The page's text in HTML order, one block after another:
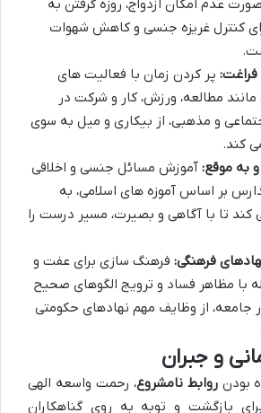
عدم امکان ازدواج، روزه گرفتن به
کنترل غریزه جنسی و کاهش شهوات
پر کردن زمان با فعالیت های
مانند مطالعه، ورزش، کار و شرکت در
و مذهبی، از بیکاری و میل به سوی
کند.
به موقع: آموزش مسائل جنسی و اخلاقی
بر اساس آموزه های اسلامی، به
کند تا با آگاهی و بصیرت، مسیر درست را
فرهنگی: فرهنگ سازی برای عفت و
با مظاهر فساد و ترویج الگوهای صحیح
جامعه، از وظایف مهم نهادهای حکومتی
و جبران
بودنروابط نامشروع، رحمت واسعه الهی
بازگشت و توبه به روی گناهکاران